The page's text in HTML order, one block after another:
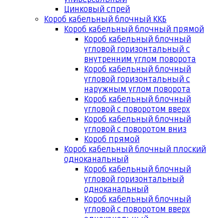
Цинковый спрей
Короб кабельный блочный ККБ
Короб кабельный блочный прямой
Короб кабельный блочный
угловой горизонтальный с
внутренним углом поворота
Короб кабельный блочный
угловой горизонтальный с
наружным углом поворота
Короб кабельный блочный
угловой с поворотом вверх
Короб кабельный блочный
угловой с поворотом вниз
Короб прямой
Короб кабельный блочный плоский
одноканальный
Короб кабельный блочный
угловой горизонтальный
одноканальный
Короб кабельный блочный
угловой с поворотом вверх